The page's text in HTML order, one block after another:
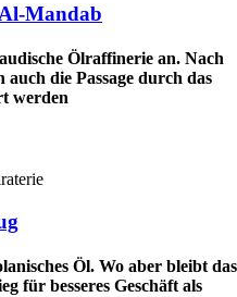
Mandab
Ölraffinerie an. Nach
auch die Passage durch das
werden
Öl. Wo aber bleibt das
für besseres Geschäft als